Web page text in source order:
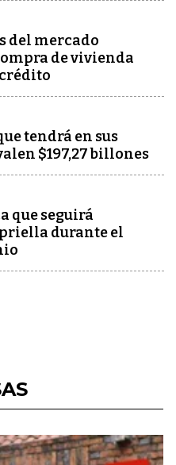
del mercado
de vivienda
tendrá en sus
$197,27 billones
que seguirá
durante el